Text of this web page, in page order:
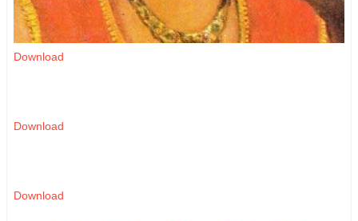
Download
Download
Download